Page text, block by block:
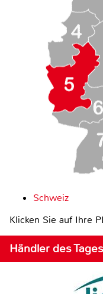
Schweiz
Klicken Sie auf Ihre
Händler des Tages